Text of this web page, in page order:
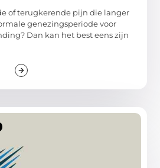
of terugkerende pijn die langer
genezingsperiode voor
Dan kan het best eens zijn